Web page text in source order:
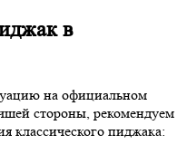
в
на официальном
стороны, рекомендуем
классического пиджака: